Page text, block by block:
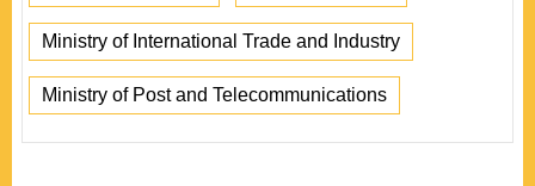
Ministry of International Trade and Industry
Ministry of Post and Telecommunications